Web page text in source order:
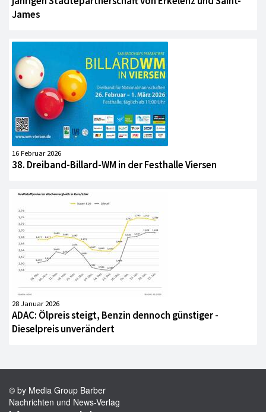
James
16 Februar 2026
38. Dreiband-Billard-WM in der Festhalle Viersen
28 Januar 2026
ADAC: Ölpreis steigt, Benzin dennoch günstiger -
Dieselpreis unverändert
© by Media Group Barber
Nachrichten und News-Verlag